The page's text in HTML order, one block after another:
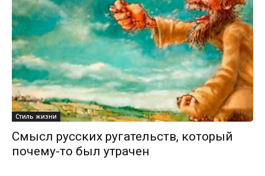
Стиль жизни
Смысл русских ругательств, который
почему-то был утрачен